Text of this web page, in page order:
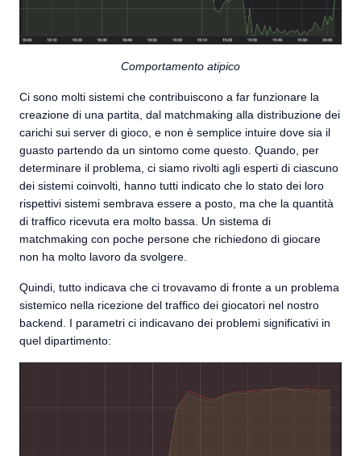
Comportamento atipico
Ci sono molti sistemi che contribuiscono a far funzionare la
creazione di una partita, dal matchmaking alla distribuzione dei
carichi sui server di gioco, e non è semplice intuire dove sia il
guasto partendo da un sintomo come questo. Quando, per
determinare il problema, ci siamo rivolti agli esperti di ciascuno
dei sistemi coinvolti, hanno tutti indicato che lo stato dei loro
rispettivi sistemi sembrava essere a posto, ma che la quantità
di traffico ricevuta era molto bassa. Un sistema di
matchmaking con poche persone che richiedono di giocare
non ha molto lavoro da svolgere.
Quindi, tutto indicava che ci trovavamo di fronte a un problema
sistemico nella ricezione del traffico dei giocatori nel nostro
backend. I parametri ci indicavano dei problemi significativi in
quel dipartimento: